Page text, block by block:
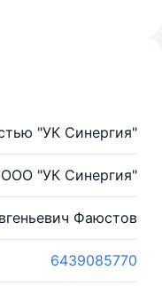
"УК Синергия"
ООО "УК Синергия"
Фаюстов
6439085770